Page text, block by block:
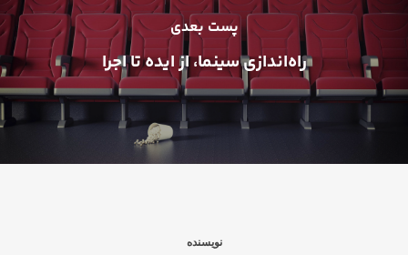
پست بعدی
راه‌اندازی سینما، از ایده‌ تا اجرا
نویسنده